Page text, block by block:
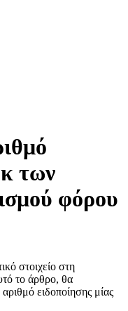
των
φόρου
στοιχείο στη
το άρθρο, θα
ειδοποίησης μίας